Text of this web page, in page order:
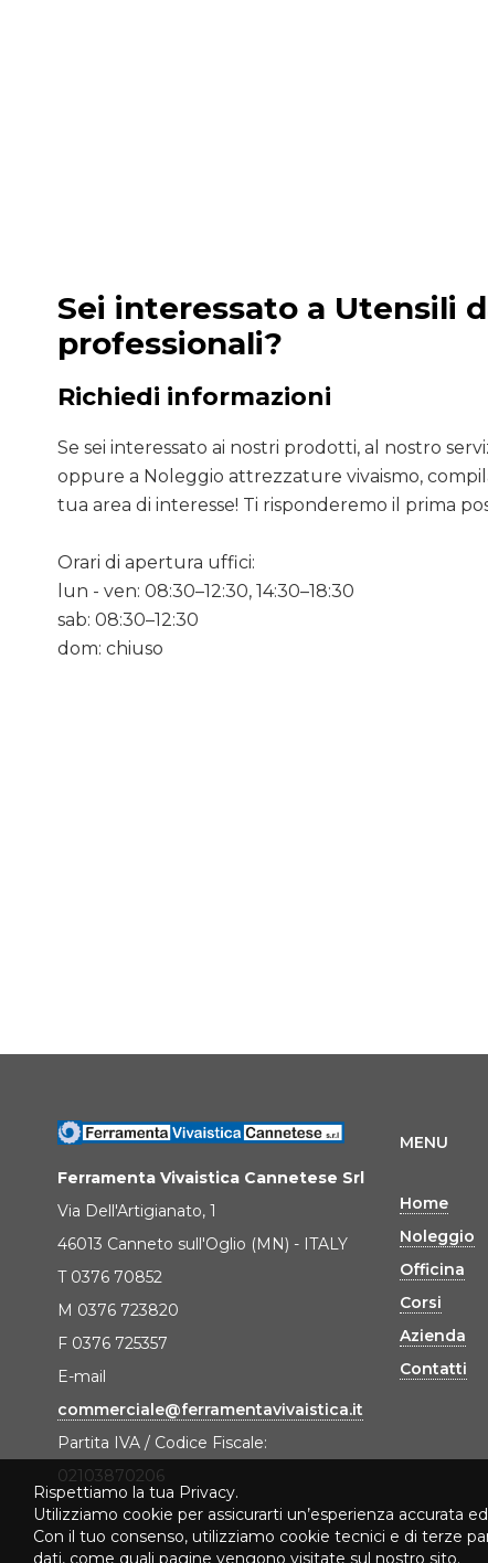
Sei interessato a Utensili
professionali?
Richiedi informazioni
Se sei interessato ai nostri prodotti, al nostro
oppure a Noleggio attrezzature vivaismo,
tua area di interesse! Ti risponderemo il prima
Orari di apertura uffici:
lun - ven: 08:30–12:30, 14:30–18:30
sab: 08:30–12:30
dom: chiuso
Ferramenta Vivaistica Cannetese Srl
Via Dell'Artigianato, 1
46013 Canneto sull'Oglio (MN) - ITALY
T 0376 70852
M 0376 723820
F 0376 725357
E-mail
commerciale@ferramentavivaistica.it
Partita IVA / Codice Fiscale:
02103870206
MENU
Home
Noleggio
Officina
Corsi
Azienda
Contatti
Rispettiamo la tua Privacy.
Utilizziamo cookie per assicurarti un’esperienza accurata
Con il tuo consenso, utilizziamo cookie tecnici e di terze
dati, come quali pagine vengono visitate sul nostro sito.